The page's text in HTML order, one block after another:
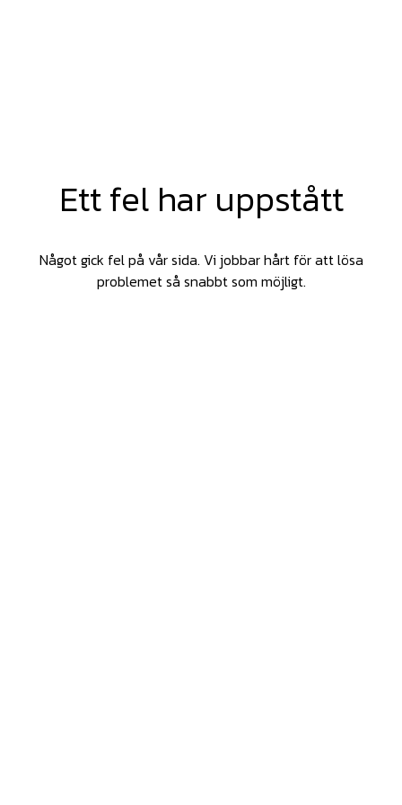
Ett fel har uppstått
Något gick fel på vår sida. Vi jobbar hårt för att lösa
problemet så snabbt som möjligt.